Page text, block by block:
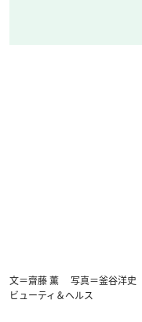
文＝齋藤 薫 写真＝釜谷洋史
ビューティ＆ヘルス